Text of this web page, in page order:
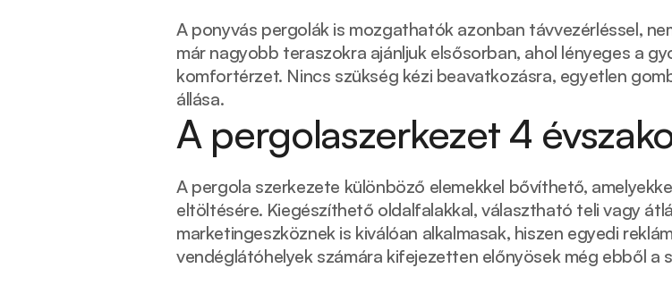
A ponyvás pergolák is mozgathatók azonban távvezérléssel,
már nagyobb teraszokra ajánljuk elsősorban, ahol lényeges a
komfortérzet. Nincs szükség kézi beavatkozásra, egyetlen
állása.
A pergolaszerkezet 4
A pergola szerkezete különböző elemekkel bővíthető,
eltöltésére. Kiegészíthető oldalfalakkal, választható teli vagy
marketingeszköznek is kiválóan alkalmasak, hiszen egyedi
vendéglátóhelyek számára kifejezetten előnyösek még ebből a